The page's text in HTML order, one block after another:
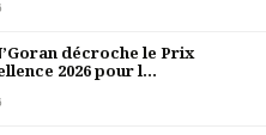
décroche le Prix
2026 pour l...